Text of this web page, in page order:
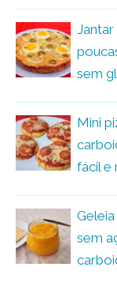
sem
Mini
fácil e
sem